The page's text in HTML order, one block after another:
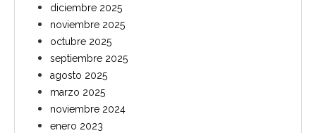
diciembre 2025
noviembre 2025
octubre 2025
septiembre 2025
agosto 2025
marzo 2025
noviembre 2024
enero 2023